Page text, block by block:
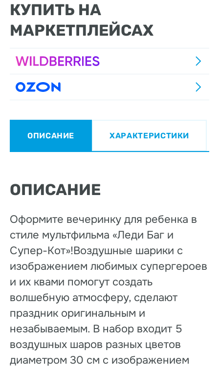
КУПИТЬ НА
МАРКЕТПЛЕЙСАХ
ОПИСАНИЕ ХАРАКТЕРИСТИКИ
ОПИСАНИЕ
Оформите вечеринку для ребенка в
стиле мультфильма «Леди Баг и
Супер-Кот»!Воздушные шарики с
изображением любимых супергероев
и их квами помогут создать
волшебную атмосферу, сделают
праздник оригинальным и
незабываемым. В набор входит 5
воздушных шаров разных цветов
диаметром 30 см с изображением